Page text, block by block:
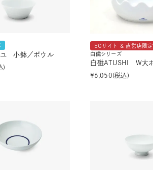
ユ 小鉢／ボウル
ECサイト & 直営店限定
白磁シリーズ
白磁ATUSHI W大
¥6,050 税込